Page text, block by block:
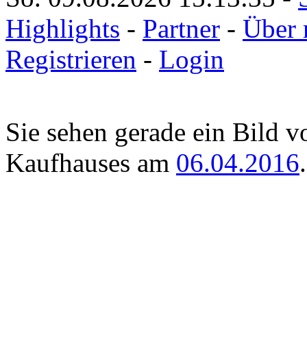
Highlights - Partner - Über
Registrieren - Login
Sie sehen gerade ein Bild
Kaufhauses am 06.04.2016.